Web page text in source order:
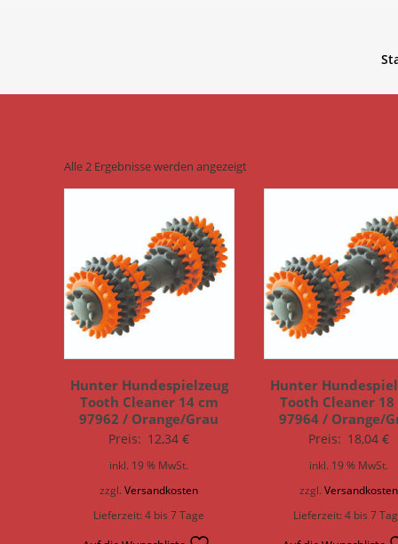
Alle 2 Ergebnisse werden angezeigt
Hunter Hundespielzeug
Tooth Cleaner 14 cm
97962 / Orange/Grau
Preis: 12,34€
inkl. 19 % MwSt.
zzgl.Versandkosten
Lieferzeit:4 bis 7 Tage
Hunter
Tooth Cleaner 18
97964 / Orange/
Preis: 18,04€
inkl. 19 % MwSt.
zzgl.Versandkosten
Lieferzeit:4 bis 7